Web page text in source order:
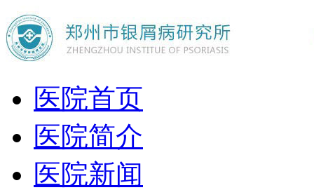
医院首页
医院简介
医院新闻